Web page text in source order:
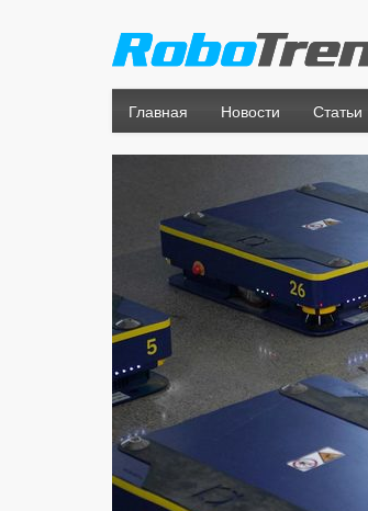
Главная Новости Статьи